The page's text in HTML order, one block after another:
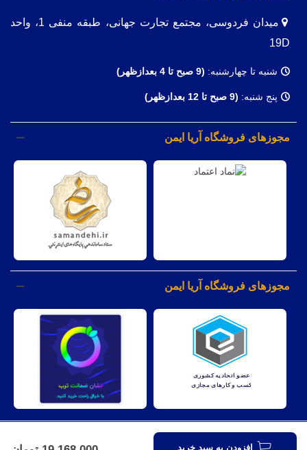
افزودن به سبد خرید
میدان فردوسی، مجتمع تجارت جهانی، طبقه منفی 1، واحد
19D
شنبه تا چهارشنبه: (9 صبح تا 4 بعدازظهر)
پنج شنبه: (9 صبح تا 12 بعدازظهر)
مجوزهای فروشگاه آریا ایمن
مجوزهای فروشگاه آریا ایمن
کليه حقوق مادی و معنوی اين وبسايت متعلق به شرکت آریا ایمن نظارت